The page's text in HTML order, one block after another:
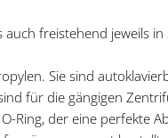
freistehend jeweils
Sie sind
für die gängigen
Ring, der eine perfekte